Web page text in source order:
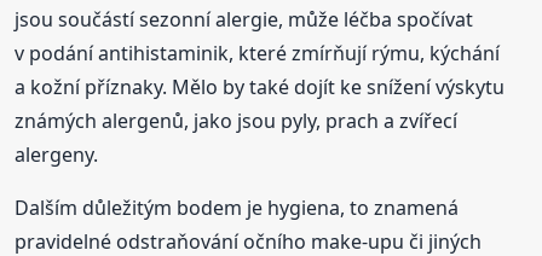
jsou součástí sezonní alergie, může léčba spočívat
v podání antihistaminik, které zmírňují rýmu, kýchání
a kožní příznaky. Mělo by také dojít ke snížení výskytu
známých alergenů, jako jsou pyly, prach a zvířecí
alergeny.
Dalším důležitým bodem je hygiena, to znamená
pravidelné odstraňování očního make-upu či jiných